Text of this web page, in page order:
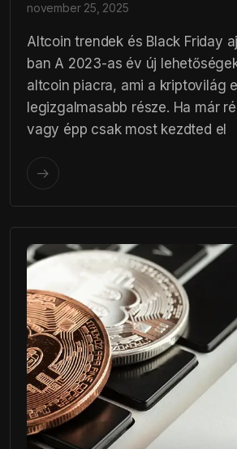
november 25, 2025
Altcoin trendek és Black Friday
ban A 2023-as év új
altcoin piacra, ami a kriptovilág
legizgalmasabb része. Ha már
vagy épp csak most kezdted el